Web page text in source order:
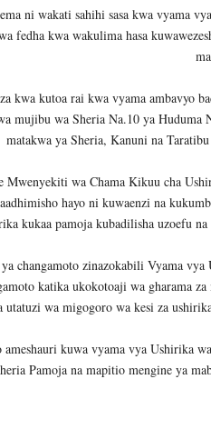
ni wakati sahihi sasa kwa vyama
fedha kwa wakulima hasa
kwa kutoa rai kwa vyama ambavyo
mujibu wa Sheria Na.10 ya Huduma
matakwa ya Sheria, Kanuni na
Mwenyekiti wa Chama Kikuu cha
hayo ni kuwaenzi na
kukaa pamoja kubadilisha uzoefu
changamoto zinazokabili Vyama
katika ukokotoaji wa gharama
utatuzi wa migogoro wa kesi za
kuwa vyama vya Ushirika
Pamoja na mapitio mengine ya